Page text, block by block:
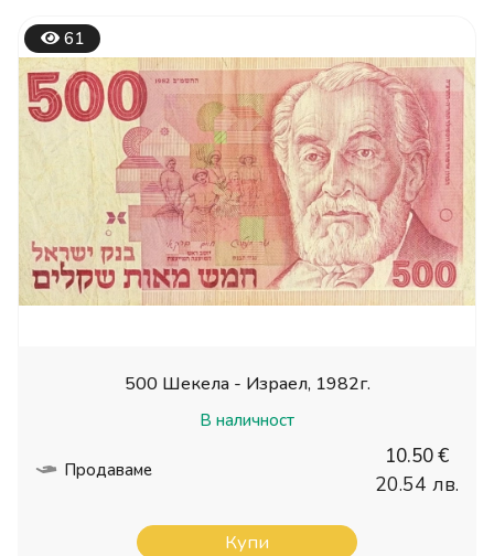
61
500 Шекела - Израел, 1982г.
В наличност
Продаваме
10.50 €
20.54 лв.
Купи